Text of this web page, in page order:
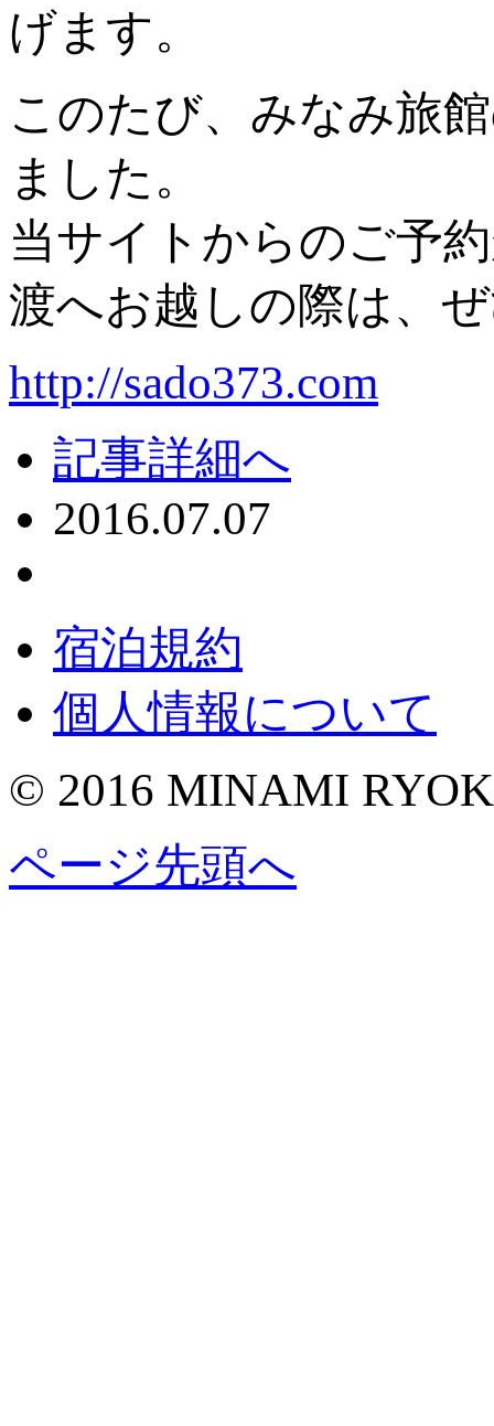
げます。
このたび、みなみ旅
ました。
当サイトからのご予
渡へお越しの際は、
http://sado373.com
記事詳細へ
2016.07.07
宿泊規約
個人情報について
© 2016 MINAMI
ページ先頭へ